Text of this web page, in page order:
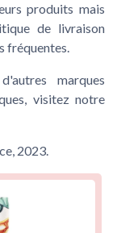
produits mais
de livraison
fréquentes.
marques
visitez notre
2023.